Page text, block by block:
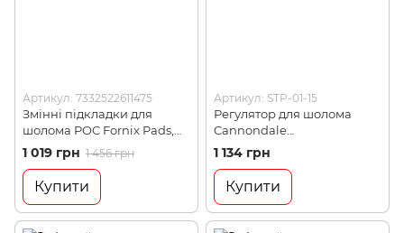
Артикул: 7332522611475
Змінні підкладки для
шолома POC Fornix Pads,
Uranium Black, р. XS/S (PC
700631002XSS1)
1 019 грн 1 456 грн
Купити
Артикул: STP-01-15
Регулятор для шолома
Cannondale
Ryker/Teramo/Radius
(2HP062BLK/GRY)
1 134 грн
Купити